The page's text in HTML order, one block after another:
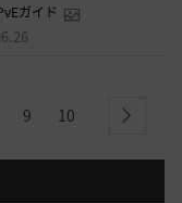
ガイド
9 10 next